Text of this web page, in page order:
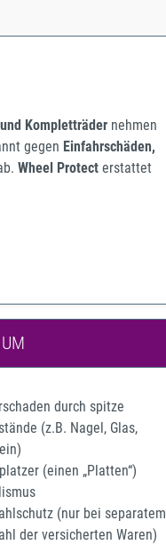
Kompletträder nehmen
gegen Einfahrschäden,
Wheel Protect erstattet
durch spitze
(z.B. Nagel, Glas,
(einen „Platten“)
(nur bei separatem
der versicherten Waren)